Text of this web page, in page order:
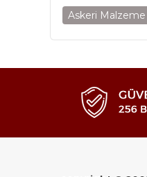
Askeri Malzeme